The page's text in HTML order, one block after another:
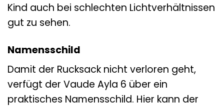
Kind auch bei schlechten Lichtverhältnissen
gut zu sehen.
Namensschild
Damit der Rucksack nicht verloren geht,
verfügt der Vaude Ayla 6 über ein
praktisches Namensschild. Hier kann der